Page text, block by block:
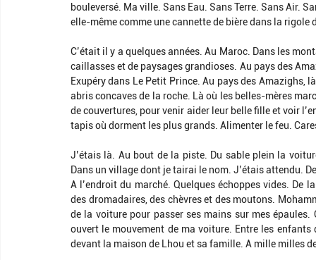
bouleversé. Ma ville. Sans Eau. Sans Terre. Sans Air.
elle-même comme une cannette de bière dans la rigole
C’était il y a quelques années. Au Maroc. Dans les
caillasses et de paysages grandioses. Au pays des
Exupéry dans Le Petit Prince. Au pays des Amazighs,
abris concaves de la roche. Là où les belles-mères
de couvertures, pour venir aider leur belle fille et voir
tapis où dorment les plus grands. Alimenter le feu.
J’étais là. Au bout de la piste. Du sable plein la
Dans un village dont je tairai le nom. J’étais attendu.
A l’endroit du marché. Quelques échoppes vides. De
des dromadaires, des chèvres et des moutons.
de la voiture pour passer ses mains sur mes
ouvert le mouvement de ma voiture. Entre les
devant la maison de Lhou et sa famille. A mille milles